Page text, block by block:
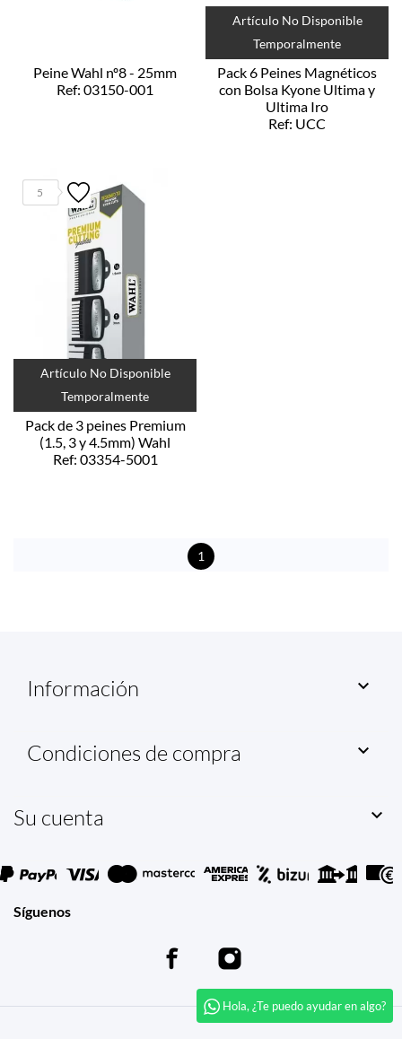
Hola, ¿Te puedo ayudar en algo?
Peine Wahl nº8 - 25mm
Ref: 03150-001
Artículo No Disponible
Temporalmente
Pack 6 Peines Magnéticos
con Bolsa Kyone Ultima y
Ultima Iro
Ref: UCC
Artículo No Disponible
Temporalmente
5
Pack de 3 peines Premium
(1.5, 3 y 4.5mm) Wahl
Ref: 03354-5001
1
Información 
Condiciones de compra 
Su cuenta 
Síguenos